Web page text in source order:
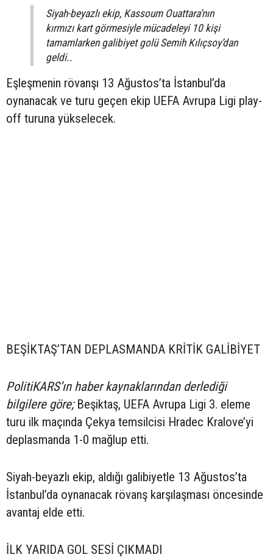
Siyah-beyazlı ekip, Kassoum Ouattara’nın
kırmızı kart görmesiyle mücadeleyi 10 kişi
tamamlarken galibiyet golü Semih Kılıçsoy’dan
geldi..
Eşleşmenin rövanşı 13 Ağustos’ta İstanbul’da
oynanacak ve turu geçen ekip UEFA Avrupa Ligi play-
off turuna yükselecek.
BEŞİKTAŞ’TAN DEPLASMANDA KRİTİK GALİBİYET
PolitiKARS’ın haber kaynaklarından derlediği
bilgilere göre;Beşiktaş, UEFA Avrupa Ligi 3. eleme
turu ilk maçında Çekya temsilcisi Hradec Kralove’yi
deplasmanda 1-0 mağlup etti.
Siyah-beyazlı ekip, aldığı galibiyetle 13 Ağustos’ta
İstanbul’da oynanacak rövanş karşılaşması öncesinde
avantaj elde etti.
İLK YARIDA GOL SESİ ÇIKMADI